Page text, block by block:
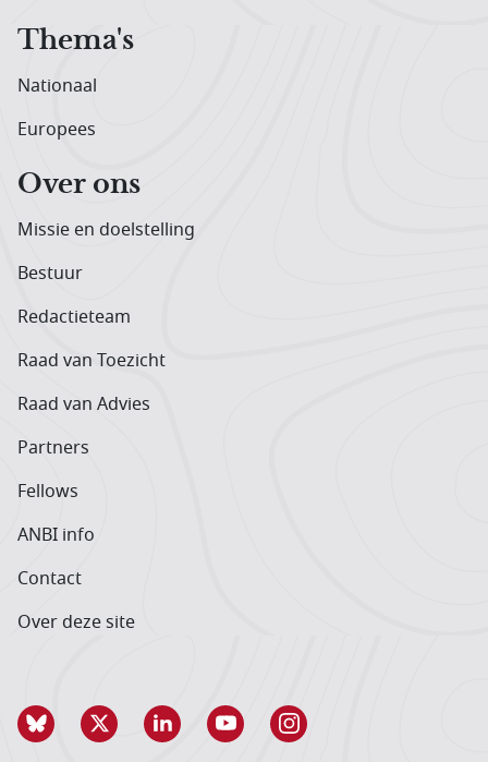
Thema's
Nationaal
Europees
Over ons
Missie en doelstelling
Bestuur
Redactieteam
Raad van Toezicht
Raad van Advies
Partners
Fellows
ANBI info
Contact
Over deze site